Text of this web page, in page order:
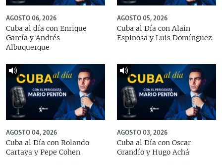
AGOSTO 06, 2026
Cuba al día con Enrique
García y Andrés
Albuquerque
AGOSTO 05, 2026
Cuba al Día con Alain
Espinosa y Luis Domínguez
AGOSTO 04, 2026
Cuba al Día con Rolando
Cartaya y Pepe Cohen
AGOSTO 03, 2026
Cuba al Día con Oscar
Grandío y Hugo Achá